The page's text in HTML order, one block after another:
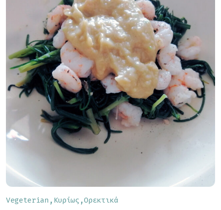
Vegeterian Κυρίως Ορεκτικά